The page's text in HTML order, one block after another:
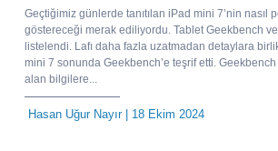
Geçtiğimiz günlerde tanıtılan iPad mini 7’nin nasıl
göstereceği merak ediliyordu. Tablet Geekbench
listelendi. Lafı daha fazla uzatmadan detaylara
mini 7 sonunda Geekbench’e teşrif etti.
alan bilgilere...
Hasan Uğur Nayır| 18 Ekim 2024